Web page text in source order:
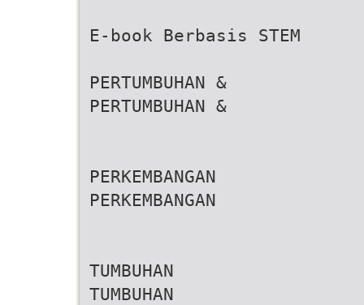
E-book Berbasis STEM
PERTUMBUHAN &
PERTUMBUHAN &
PERKEMBANGAN
PERKEMBANGAN
TUMBUHAN
TUMBUHAN